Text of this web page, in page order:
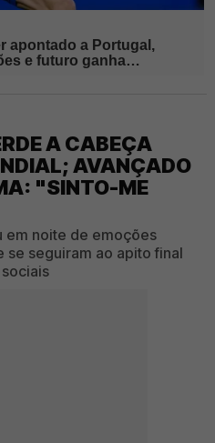
A CABEÇA
AVANÇADO
"SINTO-ME
em noite de emoções
se seguiram ao apito final